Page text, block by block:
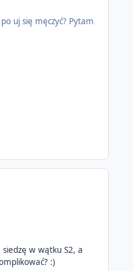
uj się męczyć? Pytam
w wątku S2, a
:)